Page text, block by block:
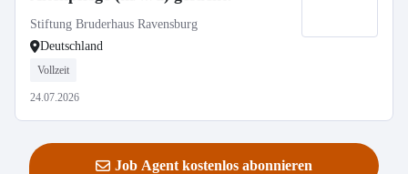
Stiftung Bruderhaus Ravensburg
Deutschland
Vollzeit
24.07.2026
Job Agent kostenlos abonnieren